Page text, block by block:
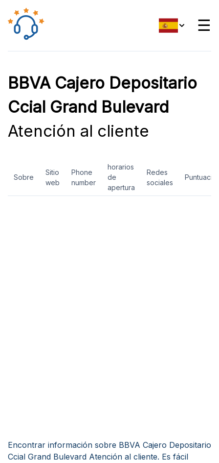
☰
BBVA Cajero Depositario
Ccial Grand Bulevard
Atención al cliente
Sobre
Sitio
web
Phone
number
horarios
de
apertura
Redes
sociales
Encontrar información sobre BBVA Cajero Depositario
Ccial Grand Bulevard Atención al cliente. Es fácil